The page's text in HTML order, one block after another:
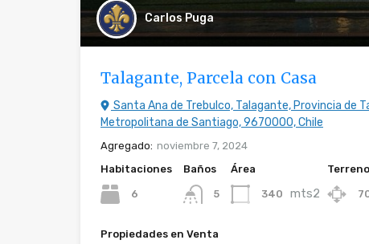
Carlos Puga
Talagante, Parcela con Casa
Santa Ana de Trebulco, Talagante, Provincia de
Metropolitana de Santiago, 9670000, Chile
Agregado: noviembre 7, 2024
Habitaciones
6
Baños
5
Área
340 mts2
Terreno
Propiedades en Venta